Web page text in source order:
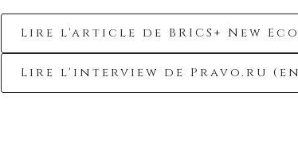
Lire l'article de BRICS+ New
Lire l'interview de Pravo.ru